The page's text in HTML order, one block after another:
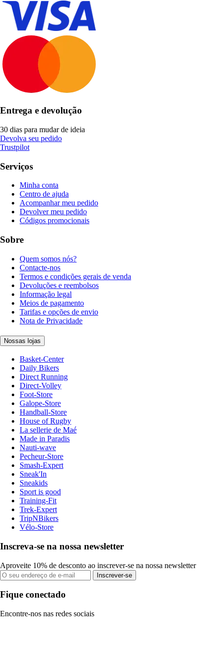
Entrega e devolução
30 dias para mudar de ideia
Devolva seu pedido
Trustpilot
Serviços
Minha conta
Centro de ajuda
Acompanhar meu pedido
Devolver meu pedido
Códigos promocionais
Sobre
Quem somos nós?
Contacte-nos
Termos e condições gerais de venda
Devoluções e reembolsos
Informação legal
Meios de pagamento
Tarifas e opções de envio
Nota de Privacidade
Nossas lojas
Basket-Center
Daily Bikers
Direct Running
Direct-Volley
Foot-Store
Galope-Store
Handball-Store
House of Rugby
La sellerie de Maé
Made in Paradis
Nauti-wave
Pecheur-Store
Smash-Expert
Sneak'In
Sneakids
Sport is good
Training-Fit
Trek-Expert
TripNBikers
Vélo-Store
Inscreva-se na nossa newsletter
Aproveite 10% de desconto ao inscrever-se na nossa newsletter
Inscrever-se
Fique conectado
Encontre-nos nas redes sociais